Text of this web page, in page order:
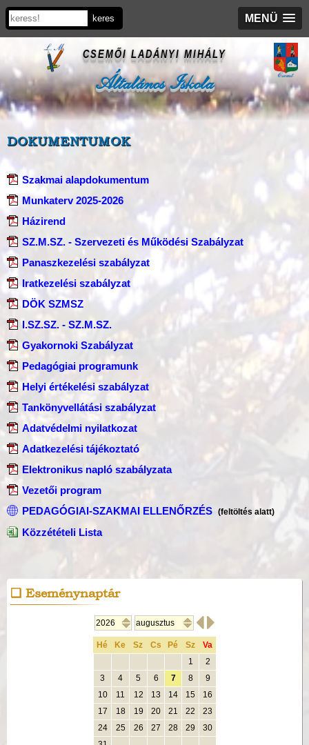
MENÜ
CSEMŐI LADÁNYI MIHÁLY
Általános Iskola
DOKUMENTUMOK
Szakmai alapdokumentum
Munkaterv 2025-2026
Házirend
SZ.M.SZ. - Szervezeti és Működési Szabályzat
Panaszkezelési szabályzat
Iratkezelési szabályzat
DÖK SZMSZ
I.SZ.SZ. - SZ.M.SZ.
Gyakornoki Szabályzat
Pedagógiai programunk
Helyi értékelési szabályzat
Tankönyvellátási szabályzat
Adatvédelmi nyilatkozat
Adatkezelési tájékoztató
Elektronikus napló szabályzata
Vezetői program
PEDAGÓGIAI-SZAKMAI ELLENŐRZÉS (feltöltés alatt)
Közzétételi Lista
Eseménynaptár

Hé Ke Sz Cs Pé Sz
Va
1
2
3
4 5 6 7 8
9
10
11 12 13 14 15
16
17
18 19 20 21 22
23
24
25 26 27 28 29
30